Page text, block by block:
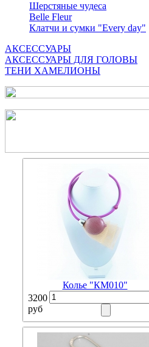
Шерстяные чудеса
Belle Fleur
Клатчи и сумки "Every day"
АКСЕССУАРЫ
АКСЕССУАРЫ ДЛЯ ГОЛОВЫ
ТЕНИ ХАМЕЛИОНЫ
Колье "КМ010"
3200
руб